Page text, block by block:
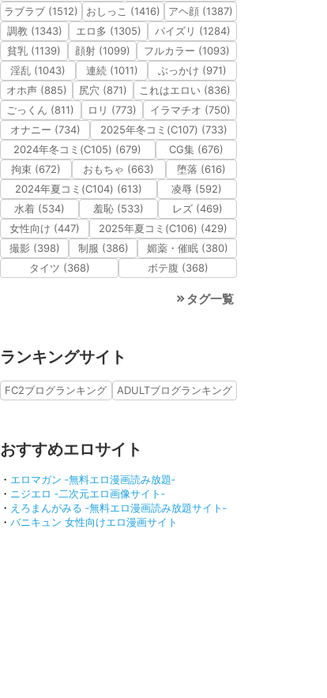
ラブラブ (1512)
おしっこ (1416)
アヘ顔 (1387)
調教 (1343)
エロ多 (1305)
パイズリ (1284)
貧乳 (1139)
顔射 (1099)
フルカラー (1093)
淫乱 (1043)
連続 (1011)
ぶっかけ (971)
オホ声 (885)
尻穴 (871)
これはエロい (836)
ごっくん (811)
ロリ (773)
イラマチオ (750)
オナニー (734)
2025年冬コミ(C107) (733)
2024年冬コミ(C105) (679)
CG集 (676)
拘束 (672)
おもちゃ (663)
堕落 (616)
2024年夏コミ(C104) (613)
凌辱 (592)
水着 (534)
羞恥 (533)
レズ (469)
女性向け (447)
2025年夏コミ(C106) (429)
撮影 (398)
制服 (386)
媚薬・催眠 (380)
タイツ (368)
ボテ腹 (368)
タグ一覧
ランキングサイト
FC2ブログランキング ADULTブログランキング
おすすめエロサイト
・ エロマガン ‐無料エロ漫画読み放題‐
・ ニジエロ ‐二次元エロ画像サイト‐
・ えろまんがみる ‐無料エロ漫画読み放題サイト‐
・ バニキュン 女性向けエロ漫画サイト